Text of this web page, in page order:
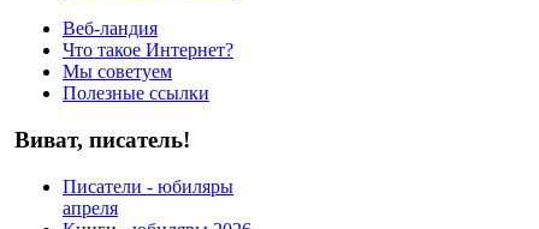
Веб-ландия
Что такое Интернет?
Мы советуем
Полезные ссылки
Виват, писатель!
Писатели - юбиляры
апреля